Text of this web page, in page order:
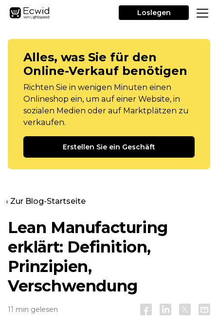
Loslegen
Alles, was Sie für den
Online-Verkauf benötigen
Richten Sie in wenigen Minuten einen
Onlineshop ein, um auf einer Website, in
sozialen Medien oder auf Marktplätzen zu
verkaufen.
Erstellen Sie ein Geschäft
‹ Zur Blog-Startseite
Lean Manufacturing
erklärt: Definition,
Prinzipien,
Verschwendung
11 min gelesen